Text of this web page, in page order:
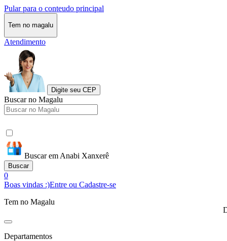
Pular para o conteudo principal
Tem no magalu
Atendimento
Digite seu CEP
Buscar no Magalu
Buscar em Anabi Xanxerê
Buscar
0
Boas vindas :)Entre ou Cadastre-se
Tem no Magalu
Departamentos